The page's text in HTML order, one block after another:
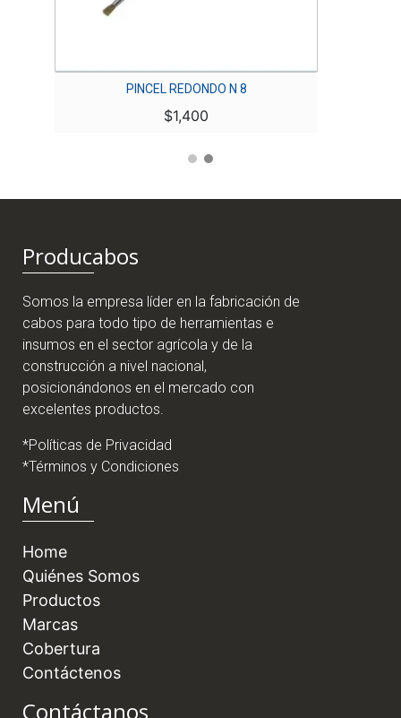
PINCEL REDONDO N 8
$1,400
Producabos
Somos la empresa líder en la fabricación de
cabos para todo tipo de herramientas e
insumos en el sector agrícola y de la
construcción a nivel nacional,
posicionándonos en el mercado con
excelentes productos.
*Políticas de Privacidad
*Términos y Condiciones
Menú
Home
Quiénes Somos
Productos
Marcas
Cobertura
Contáctenos
Contáctanos